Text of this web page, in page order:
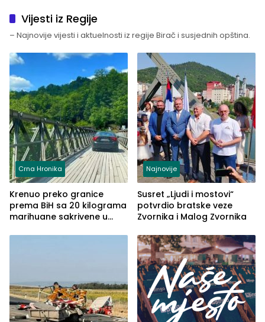
Vijesti iz Regije
– Najnovije vijesti i aktuelnosti iz regije Birač i susjednih opština.
Crna Hronika
Krenuo preko granice
prema BiH sa 20 kilograma
marihuane sakrivene u
Najnovije
Susret „Ljudi i mostovi“
potvrdio bratske veze
Zvornika i Malog Zvornika